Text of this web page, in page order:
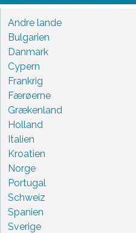
Andre lande
Bulgarien
Danmark
Cypern
Frankrig
Færøerne
Grækenland
Holland
Italien
Kroatien
Norge
Portugal
Schweiz
Spanien
Sverige